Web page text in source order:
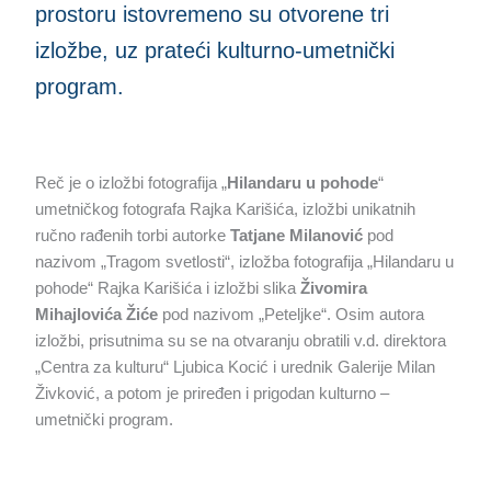
prostoru istovremeno su otvorene tri
izložbe, uz prateći kulturno-umetnički
program.
Reč je o izložbi fotografija „Hilandaru u pohode“
umetničkog fotografa Rajka Karišića, izložbi unikatnih
ručno rađenih torbi autorkeTatjane Milanović pod
nazivom „Tragom svetlosti“, izložba fotografija „Hilandaru u
pohode“ Rajka Karišića i izložbi slikaŽivomira
Mihajlovića Žiće pod nazivom „Peteljke“. Osim autora
izložbi, prisutnima su se na otvaranju obratili v.d. direktora
„Centra za kulturu“ Ljubica Kocić i urednik Galerije Milan
Živković, a potom je priređen i prigodan kulturno –
umetnički program.